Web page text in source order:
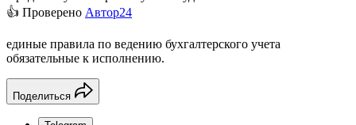
👍 Проверено Автор24
единые правила по ведению бухгалтерского учета
обязательные к исполнению.
Поделиться